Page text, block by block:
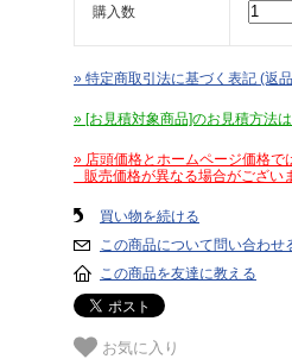
購入数
» 特定商取引法に基づく表記 (返
» [お見積対象商品]のお見積方法
» 店頭価格とホームページ価格で
販売価格が異なる場合がござい
買い物を続ける
この商品について問い合わせ
この商品を友達に教える
お気に入り